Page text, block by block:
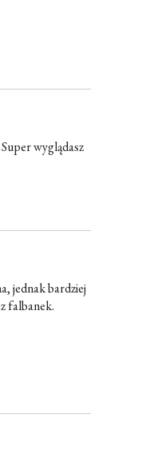
wyglądasz
jednak bardziej
falbanek.